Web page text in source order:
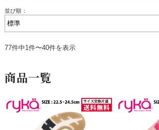
並び順：
77件中1件〜40件を表示
商品一覧